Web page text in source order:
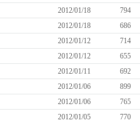
2012/01/18
794
2012/01/18
686
2012/01/12
714
2012/01/12
655
2012/01/11
692
2012/01/06
899
2012/01/06
765
2012/01/05
770